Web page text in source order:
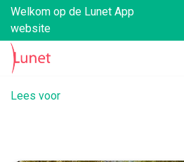
Welkom op de Lunet App
website
Lees voor